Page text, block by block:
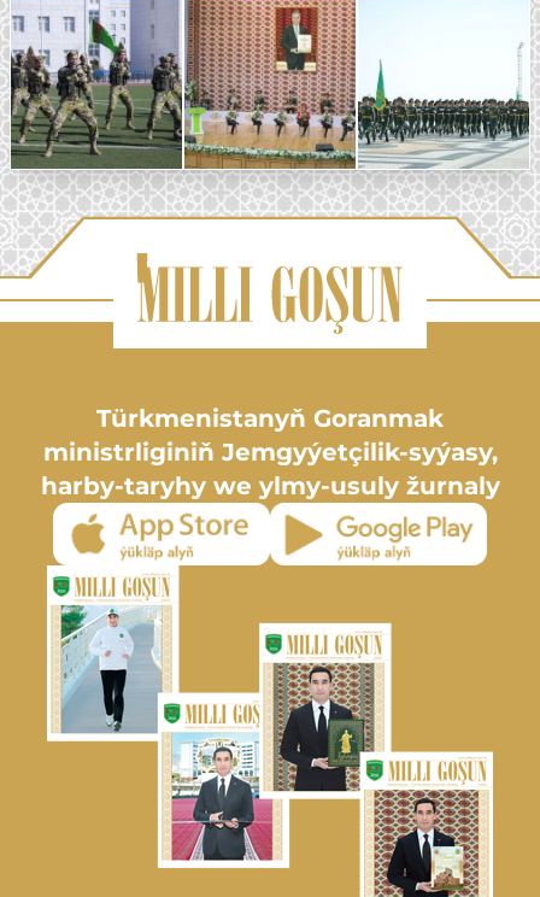
Türkmenistanyň Goranmak
ministrliginiň Jemgyýetçilik-syýasy,
harby-taryhy we ylmy-usuly žurnaly